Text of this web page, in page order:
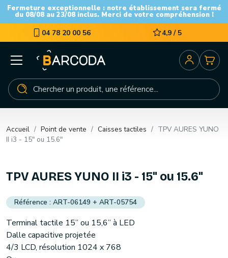
Fermeture exceptionnelle : notre établissement sera fermé
du 08/08 au 23/08 inclus. Merci de votre compréhension !
04 78 20 00 56 4,9 / 5
Accueil Point de vente Caisses tactiles
TPV AURES YUNO
II i3 - 15" ou 15.6"
TPV AURES YUNO II i3 - 15" ou 15.6"
ART-06149 + ART-05754
Terminal tactile 15’’ ou 15,6’’ à LED
Dalle capacitive projetée
4/3 LCD, résolution 1024 x 768